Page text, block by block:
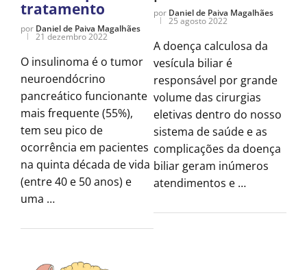
tratamento
por Daniel de Paiva Magalhães
21 dezembro 2022
O insulinoma é o tumor
neuroendócrino
pancreático funcionante
mais frequente (55%),
tem seu pico de
ocorrência em pacientes
na quinta década de vida
(entre 40 e 50 anos) e
uma …
por Daniel de Paiva Magalhães
25 agosto 2022
A doença calculosa da
vesícula biliar é
responsável por grande
volume das cirurgias
eletivas dentro do nosso
sistema de saúde e as
complicações da doença
biliar geram inúmeros
atendimentos e …